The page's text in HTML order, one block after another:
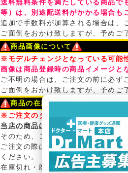
送料無料条件を満たしている商品で
等）は、別途配送料がかかる場合も
追加で手数料が加算される場合は、
ご面倒をおかけ致しますが、予めご
商品画像について
※モデルチェンジとなっている可能
画像は商品登録時の商品イメージと
ご不明の場合は、ご注文の前に必ず
ご面倒をおかけ致しますが、予めご
商品の在庫について
※ご注文のタイミングによって在庫
当店の商品は全て、問屋・メーカー
そのため、ご注文のタイミングで在
ご注文の際は、必ず在庫状況を電
ください。
在庫切れ・廃盤のために、ご注文が